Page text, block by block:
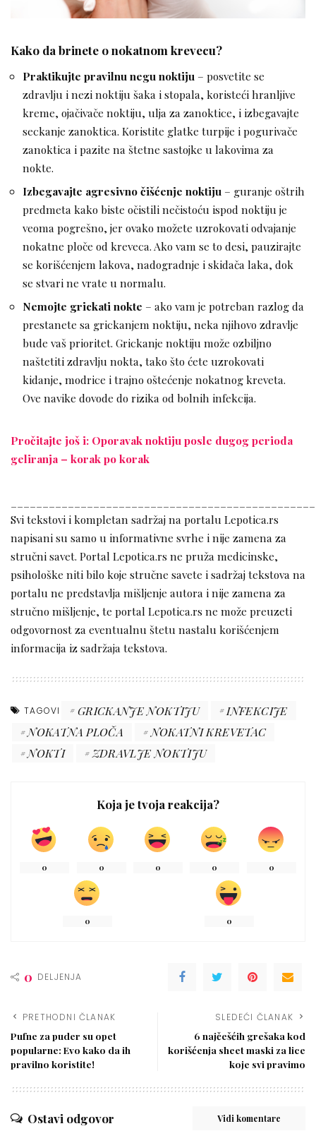
Kako da brinete o nokatnom krevecu?
Praktikujte pravilnu negu noktiju – posvetite se
zdravlju i nezi noktiju šaka i stopala, koristeći hranljive
kreme, ojačivače noktiju, ulja za zanoktice, i izbegavajte
seckanje zanoktica. Koristite glatke turpije i pogurivače
zanoktica i pazite na štetne sastojke u lakovima za
nokte.
Izbegavajte agresivno čišćenje noktiju – guranje oštrih
predmeta kako biste očistili nečistoću ispod noktiju je
veoma pogrešno, jer ovako možete uzrokovati odvajanje
nokatne ploče od kreveca. Ako vam se to desi, pauzirajte
se korišćenjem lakova, nadogradnje i skidača laka, dok
se stvari ne vrate u normalu.
Nemojte grickati nokte – ako vam je potreban razlog da
prestanete sa grickanjem noktiju, neka njihovo zdravlje
bude vaš prioritet. Grickanje noktiju može ozbiljno
naštetiti zdravlju nokta, tako što ćete uzrokovati
kidanje, modrice i trajno oštećenje nokatnog kreveta.
Ove navike dovode do rizika od bolnih infekcija.
Pročitajte još i: Oporavak noktiju posle dugog perioda
geliranja – korak po korak
Svi tekstovi i kompletan sadržaj na portalu Lepotica.rs
napisani su samo u informativne svrhe i nije zamena za
stručni savet. Portal Lepotica.rs ne pruža medicinske,
psihološke niti bilo koje stručne savete i sadržaj tekstova na
portalu ne predstavlja mišljenje autora i nije zamena za
stručno mišljenje, te portal Lepotica.rs ne može preuzeti
odgovornost za eventualnu štetu nastalu korišćenjem
informacija iz sadržaja tekstova.
TAGOVI GRICKANJE NOKTIJU
INFEKCIJE
NOKATNA PLOČA
NOKATNI KREVETAC
NOKTI
ZDRAVLJE NOKTIJU
Koja je tvoja reakcija?
0 0 0 0 0
0 0
0 DELJENJA
PRETHODNI ČLANAK
Pufne za puder su opet
popularne: Evo kako da ih
pravilno koristite!
SLEDEĆI ČLANAK
6 najčešćih grešaka kod
korišćenja sheet maski za lice
koje svi pravimo
Ostavi odgovor Vidi komentare